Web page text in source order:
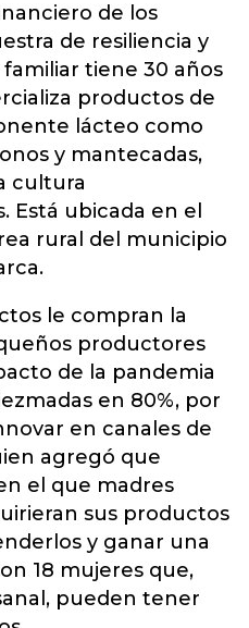
de los
de resiliencia y
tiene 30 años
productos de
lácteo como
y mantecadas,
cultura
Está ubicada en el
rural del municipio
le compran la
productores
de la pandemia
en 80%, por
en canales de
agregó que
el que madres
sus productos
y ganar una
18 mujeres que,
pueden tener